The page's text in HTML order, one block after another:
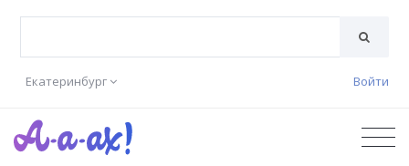
Екатеринбург Войти